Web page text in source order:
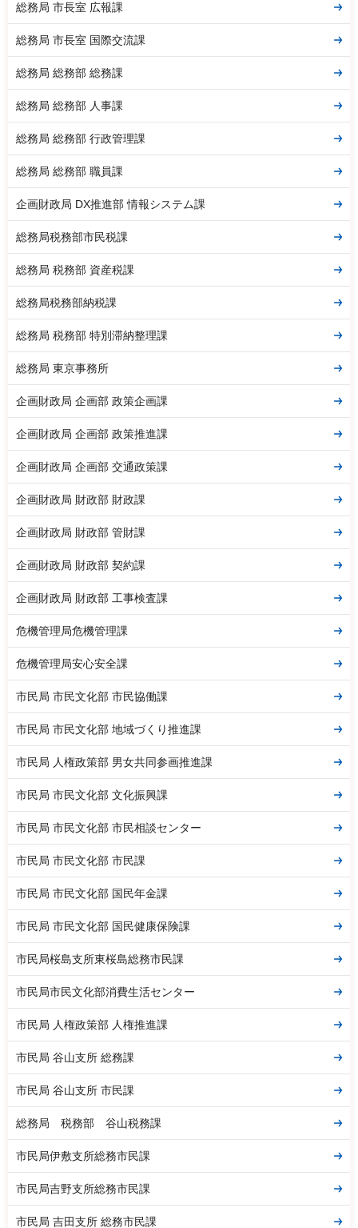
総務局 市長室 広報課
総務局 市長室 国際交流課
総務局 総務部 総務課
総務局 総務部 人事課
総務局 総務部 行政管理課
総務局 総務部 職員課
企画財政局 DX推進部 情報システム課
総務局税務部市民税課
総務局 税務部 資産税課
総務局税務部納税課
総務局 税務部 特別滞納整理課
総務局 東京事務所
企画財政局 企画部 政策企画課
企画財政局 企画部 政策推進課
企画財政局 企画部 交通政策課
企画財政局 財政部 財政課
企画財政局 財政部 管財課
企画財政局 財政部 契約課
企画財政局 財政部 工事検査課
危機管理局危機管理課
危機管理局安心安全課
市民局 市民文化部 市民協働課
市民局 市民文化部 地域づくり推進課
市民局 人権政策部 男女共同参画推進課
市民局 市民文化部 文化振興課
市民局 市民文化部 市民相談センター
市民局 市民文化部 市民課
市民局 市民文化部 国民年金課
市民局 市民文化部 国民健康保険課
市民局桜島支所東桜島総務市民課
市民局市民文化部消費生活センター
市民局 人権政策部 人権推進課
市民局 谷山支所 総務課
市民局 谷山支所 市民課
総務局 税務部 谷山税務課
市民局伊敷支所総務市民課
市民局吉野支所総務市民課
市民局 吉田支所 総務市民課